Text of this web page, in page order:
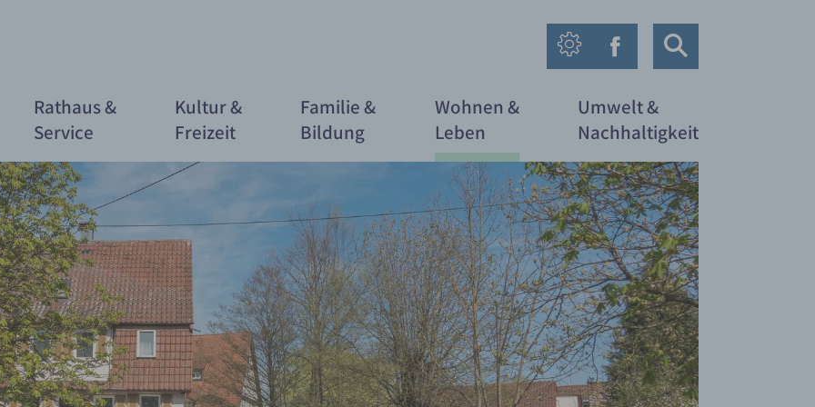
Rathaus &
Service
Kultur &
Freizeit
Familie &
Bildung
Wohnen &
Leben
Umwelt &
Nachhaltigkeit